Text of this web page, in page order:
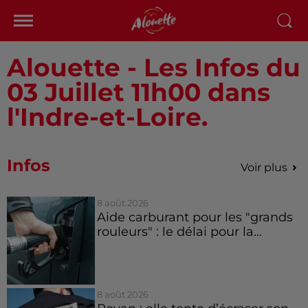
Alouette - Les Infos du
03 Juillet 11h00 dans
l'Indre-et-Loire.
Infos Voir plus
8 août 2026
Aide carburant pour les "grands
rouleurs" : le délai pour la...
8 août 2026